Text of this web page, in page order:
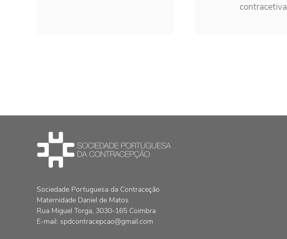
contracetiva
Sociedade Portuguesa da Contraceção
Maternidade Daniel de Matos
Rua Miguel Torga, 3030-165 Coimbra
E-mail: spdcontracepcao@gmail.com